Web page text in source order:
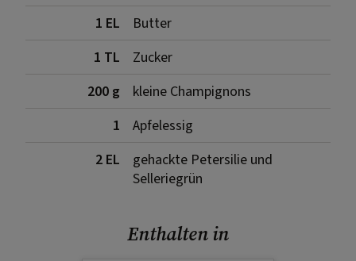
1 EL
Butter
1 TL
Zucker
200 g
kleine Champignons
1
Apfelessig
2 EL
gehackte Petersilie und
Selleriegrün
Enthalten in